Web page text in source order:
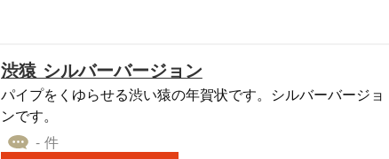
渋猿 シルバーバージョン
パイプをくゆらせる渋い猿の年賀状です。シルバーバージョ
ンです。
- 件